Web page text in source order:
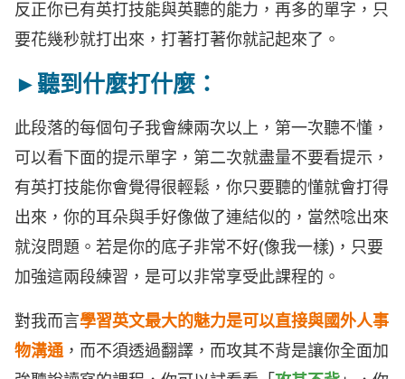
反正你已有英打技能與英聽的能力，再多的單字，只
要花幾秒就打出來，打著打著你就記起來了。
►聽到什麼打什麼：
此段落的每個句子我會練兩次以上，第一次聽不懂，
可以看下面的提示單字，第二次就盡量不要看提示，
有英打技能你會覺得很輕鬆，你只要聽的懂就會打得
出來，你的耳朵與手好像做了連結似的，當然唸出來
就沒問題。若是你的底子非常不好(像我一樣)，只要
加強這兩段練習，是可以非常享受此課程的。
對我而言學習英文最大的魅力是可以直接與國外人事
物溝通，而不須透過翻譯，而攻其不背是讓你全面加